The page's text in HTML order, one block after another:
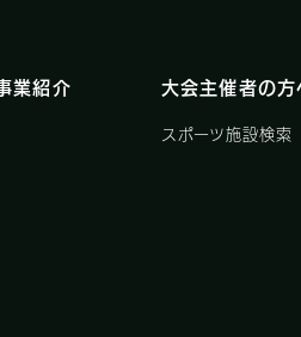
業紹介 大会主催者の方
スポーツ施設検索